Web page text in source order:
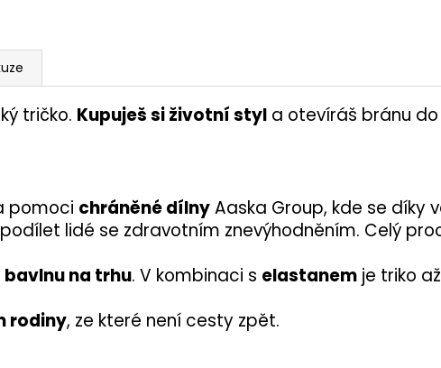
tričko. Kupuješ si životní styl a otevíráš bránu
pomoci chráněné dílnyAaska Group, kde se díky
lidé se zdravotním znevýhodněním. Celý
na trhu. V kombinaci s elastanem je triko
rodiny, ze které není cesty zpět.